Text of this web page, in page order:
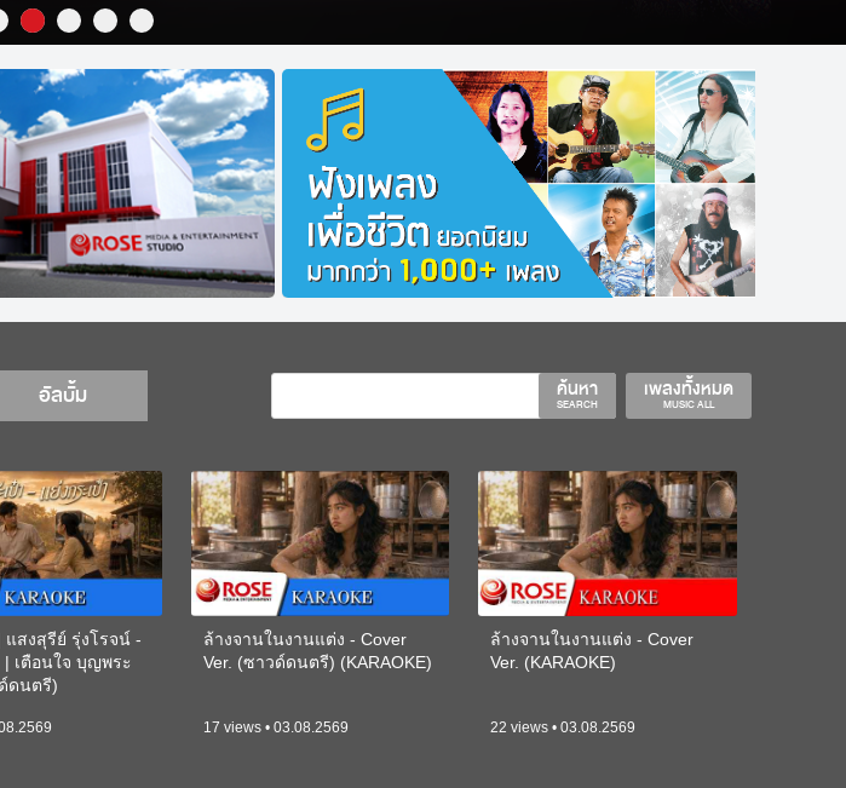
อัลบั้ม เพลงทั้งหมด
MUSIC ALL
ค้นหา
SEARCH
แสงสุรีย์ รุ่งโรจน์ -
| เตือนใจ บุญพระ
ดนตรี)
ล้างจานในงานแต่ง - Cover
Ver. (ซาวด์ดนตรี) (KARAOKE)
17 views • 03.08.2569
ล้างจานในงานแต่ง - Cover
Ver. (KARAOKE)
22 views • 03.08.2569